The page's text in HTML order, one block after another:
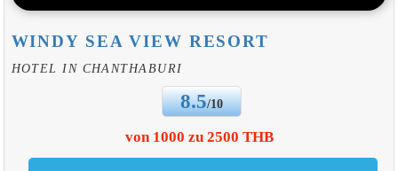
WINDY SEA VIEW RESORT
HOTEL IN CHANTHABURI
8.5/10
von 1000 zu 2500 THB